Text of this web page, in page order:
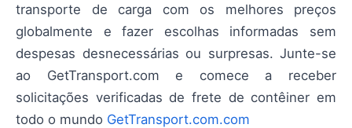
transporte de carga com os melhores preços
globalmente e fazer escolhas informadas sem
despesas desnecessárias ou surpresas. Junte-se
ao GetTransport.com e comece a receber
solicitações verificadas de frete de contêiner em
todo o mundo GetTransport.com.com